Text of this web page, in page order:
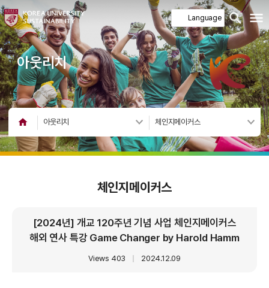
아웃리치
아웃리치 체인지메이커스
체인지메이커스
[2024년] 개교 120주년 기념 사업 체인지메이커스
해외 연사 특강 Game Changer by Harold Hamm
Views 403 2024.12.09